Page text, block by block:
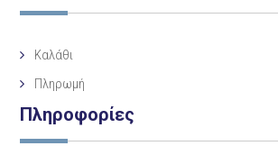
Καλάθι
Πληρωμή
Πληροφορίες